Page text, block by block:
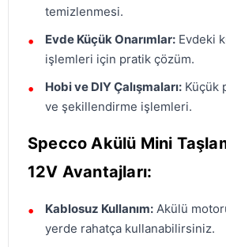
temizlenmesi.
Evde Küçük Onarımlar: Evdeki
işlemleri için pratik çözüm.
Hobi ve DIY Çalışmaları: Küçük
ve şekillendirme işlemleri.
Specco Akülü Mini
12V Avantajları:
Kablosuz Kullanım: Akülü
yerde rahatça kullanabilirsiniz.